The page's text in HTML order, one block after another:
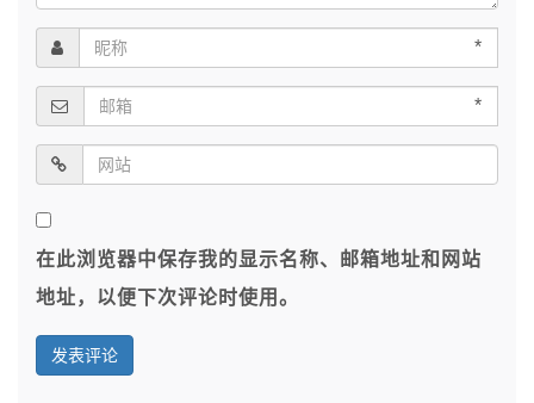
*
*
在此浏览器中保存我的显示名称、邮箱地址和网站
地址，以便下次评论时使用。